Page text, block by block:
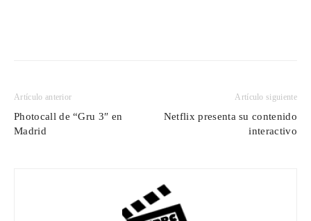
Artículo anterior
Photocall de “Gru 3″ en
Madrid
Artículo siguiente
Netflix presenta su contenido
interactivo